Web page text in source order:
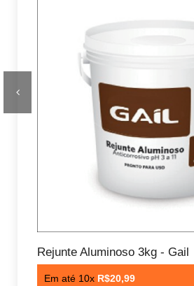
Rejunte Aluminoso 3kg - Gail
Em até 10x R$20,99